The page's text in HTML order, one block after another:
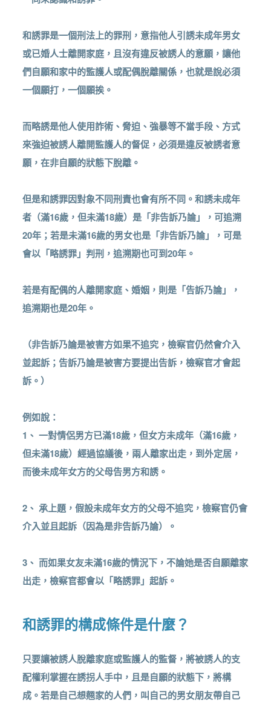
和誘罪是一個刑法上的罪刑，意指他人引誘未成年男女
或已婚人士離開家庭，且沒有違反被誘人的意願，讓他
們自願和家中的監護人或配偶脫離關係，也就是說必須
一個願打，一個願挨。
而略誘是他人使用詐術、脅迫、強暴等不當手段、方式
來強迫被誘人離開監護人的督促，必須是違反被誘者意
願，在非自願的狀態下脫離。
但是和誘罪因對象不同刑責也會有所不同。和誘未成年
者（滿16歲，但未滿18歲）是「非告訴乃論」，可追溯
20年；若是未滿16歲的男女也是「非告訴乃論」，可是
會以「略誘罪」判刑，追溯期也可到20年。
若是有配偶的人離開家庭、婚姻，則是「告訴乃論」，
追溯期也是20年。
（非告訴乃論是被害方如果不追究，檢察官仍然會介入
並起訴；告訴乃論是被害方要提出告訴，檢察官才會起
訴。）
例如說：
1、 一對情侶男方已滿18歲，但女方未成年（滿16歲，
但未滿18歲）經過協議後，兩人離家出走，到外定居，
而後未成年女方的父母告男方和誘。
2、 承上題，假設未成年女方的父母不追究，檢察官仍會
介入並且起訴（因為是非告訴乃論）。
3、 而如果女友未滿16歲的情況下，不論她是否自願離家
出走，檢察官都會以「略誘罪」起訴。
和誘罪的構成條件是什麼？
只要讓被誘人脫離家庭或監護人的監督，將被誘人的支
配權利掌握在誘拐人手中，且是自願的狀態下，將構
成。若是自己想翹家的人們，叫自己的男女朋友帶自己